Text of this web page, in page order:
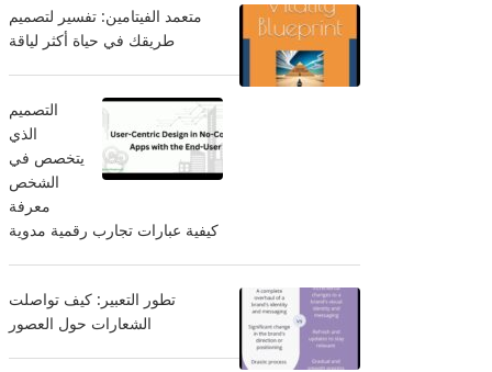
متعمد الفيتامين: تفسير لتصميم
طريقك في حياة أكثر لياقة
التصميم
الذي
يتخصص في
الشخص
معرفة
كيفية عبارات تجارب رقمية مدوية
تطور التعبير: كيف تواصلت
الشعارات حول العصور